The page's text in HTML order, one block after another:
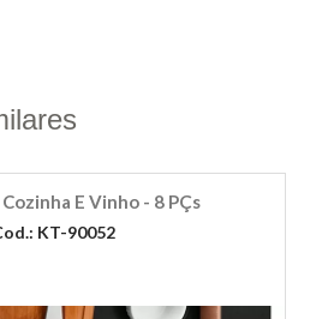
E Vinho - 8 PÇs
KT-90052